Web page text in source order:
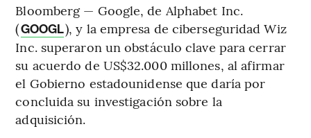
Bloomberg — Google, de Alphabet Inc.
(GOOGL), y la empresa de ciberseguridad Wiz
Inc. superaron un obstáculo clave para cerrar
su acuerdo de US$32.000 millones, al afirmar
el Gobierno estadounidense que daría por
concluida su investigación sobre la
adquisición.